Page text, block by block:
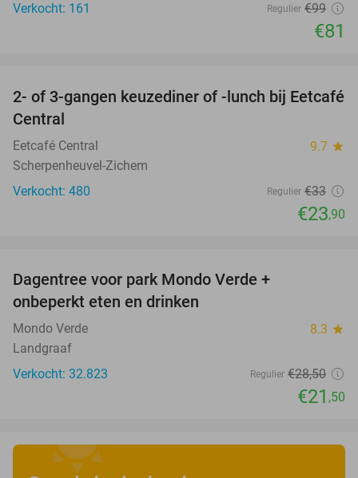
Verkocht: 161
Regulier €99
€81
28%
2- of 3-gangen keuzediner of -lunch bij Eetcafé
Central
Eetcafé Central 9.7 star
Scherpenheuvel-Zichem
Verkocht: 480
Regulier €33
€23,90
Dagentree voor park Mondo Verde +
onbeperkt eten en drinken
Mondo Verde 8.3 star
Landgraaf
Verkocht: 32.823
Regulier €28,50
€21 ,50